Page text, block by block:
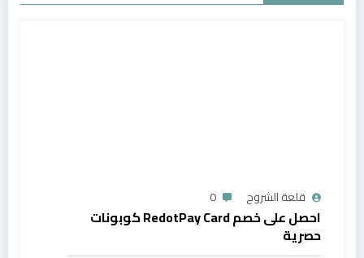
قلعة الشروح 0
احصل على خصم RedotPay Card كوبونات
حصرية